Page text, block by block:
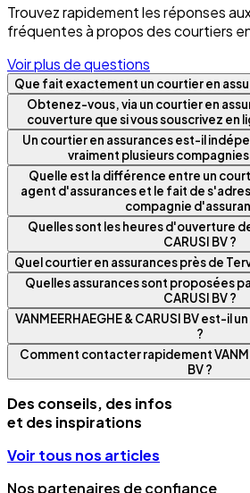
Trouvez rapidement les réponses
fréquentes à propos des courtiers
Voir plus de questions
Que fait exactement un courtier en
Obtenez-vous, via un courtier en
couverture que si vous souscrivez en
Un courtier en assurances est-il
vraiment plusieurs
Quelle est la différence entre un
agent d'assurances et le fait de
compagnie
Quelles sont les heures d'ouverture de
CARUSI BV ?
Quel courtier en assurances près de
Quelles assurances sont proposées
CARUSI BV ?
VANMEERHAEGHE & CARUSI BV est-il
?
Comment contacter rapidement
BV ?
Des conseils, des infos
et des inspirations
Voir tous nos articles
Nos partenaires de confiance